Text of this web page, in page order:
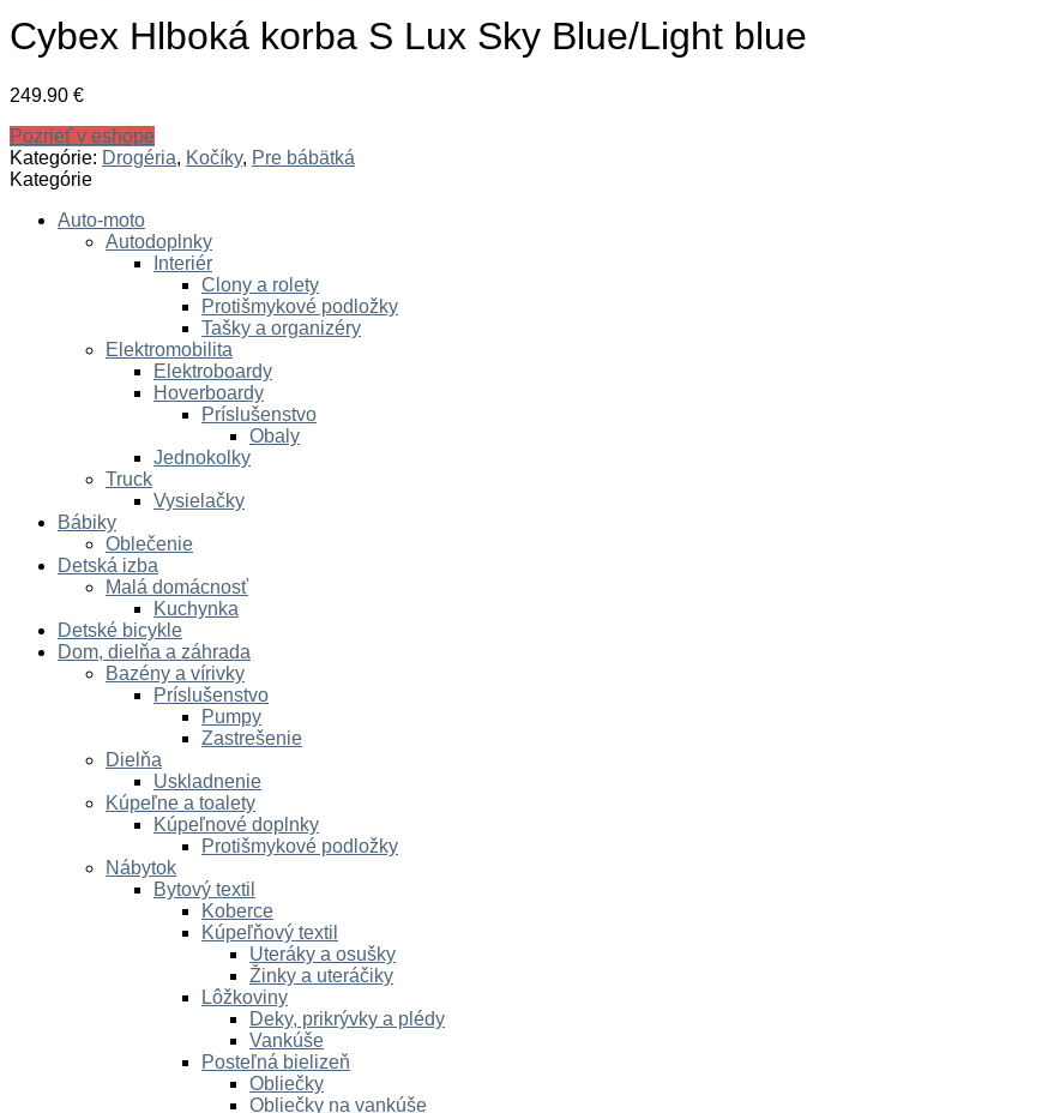
Cybex Hlboká korba S Lux Sky Blue/Light blue
249.90 €
Pozrieť v eshope
Kategórie: Drogéria, Kočíky, Pre bábätká
Kategórie
Auto-moto
Autodoplnky
Interiér
Clony a rolety
Protišmykové podložky
Tašky a organizéry
Elektromobilita
Elektroboardy
Hoverboardy
Príslušenstvo
Obaly
Jednokolky
Truck
Vysielačky
Bábiky
Oblečenie
Detská izba
Malá domácnosť
Kuchynka
Detské bicykle
Dom, dielňa a záhrada
Bazény a vírivky
Príslušenstvo
Pumpy
Zastrešenie
Dielňa
Uskladnenie
Kúpeľne a toalety
Kúpeľnové doplnky
Protišmykové podložky
Nábytok
Bytový textil
Koberce
Kúpeľňový textil
Uteráky a osušky
Žinky a uteráčiky
Lôžkoviny
Deky, prikrývky a plédy
Vankúše
Posteľná bielizeň
Obliečky
Obliečky na vankúše